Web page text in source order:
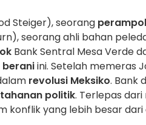
Steiger), seorang
seorang ahli bahan
Bank Sentral Mesa Verde
ini. Setelah memeras
revolusi Meksiko. Bank
tahanan politik. Terlepas
konflik yang lebih besar dari